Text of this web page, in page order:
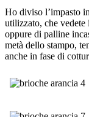
Ho diviso l’impasto
utilizzato, che
oppure di palline
metà dello stampo,
anche in fase di